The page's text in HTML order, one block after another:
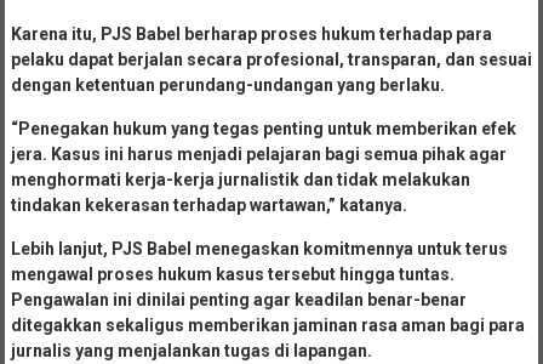
Karena itu, PJS Babel berharap proses hukum terhadap para
pelaku dapat berjalan secara profesional, transparan, dan sesuai
dengan ketentuan perundang-undangan yang berlaku.
“Penegakan hukum yang tegas penting untuk memberikan efek
jera. Kasus ini harus menjadi pelajaran bagi semua pihak agar
menghormati kerja-kerja jurnalistik dan tidak melakukan
tindakan kekerasan terhadap wartawan,” katanya.
Lebih lanjut, PJS Babel menegaskan komitmennya untuk terus
mengawal proses hukum kasus tersebut hingga tuntas.
Pengawalan ini dinilai penting agar keadilan benar-benar
ditegakkan sekaligus memberikan jaminan rasa aman bagi para
jurnalis yang menjalankan tugas di lapangan.